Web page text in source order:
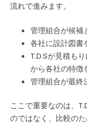
流れで進みます。
管理組合が候補
各社に設計図書
T.D.Sが見積も
から各社の特徴
管理組合が最終
ここで重要なのは、
のではなく、比較の